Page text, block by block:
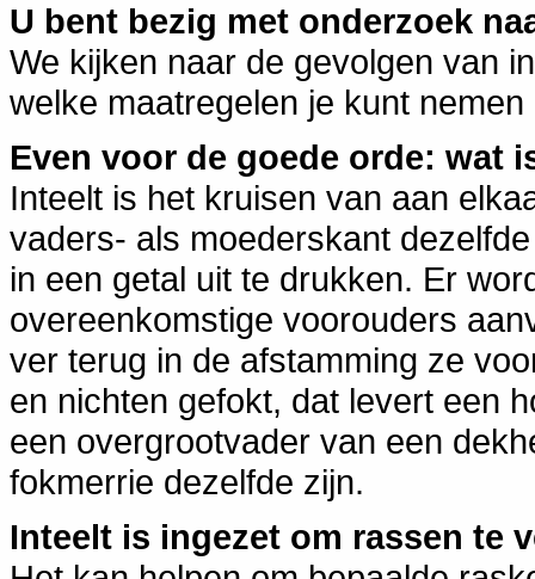
U bent bezig met onderzoek
We kijken naar de gevolgen van
welke maatregelen je kunt
Even voor de goede orde: wat
Inteelt is het kruisen van aan
vaders- als moederskant
in een getal uit te drukken. Er
overeenkomstige voorouders
ver terug in de afstamming ze
en nichten gefokt, dat levert een
een overgrootvader van een
fokmerrie dezelfde zijn.
Inteelt is ingezet om rassen te